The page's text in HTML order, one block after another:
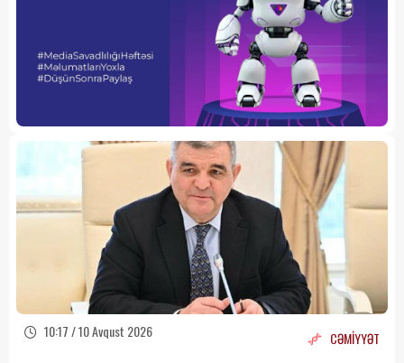
10:17 / 10 Avqust 2026 CƏMİYYƏT